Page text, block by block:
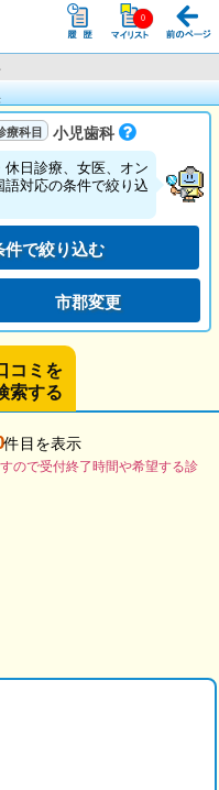
小児歯科
日診療、女医、オン
対応の条件で絞り込
件で絞り込む
市郡変更
コミを
索する
件目を表示
ので受付終了時間や希望する診